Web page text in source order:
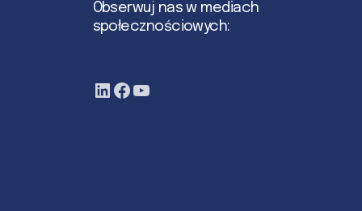
Obserwuj nas w mediach
społecznościowych: